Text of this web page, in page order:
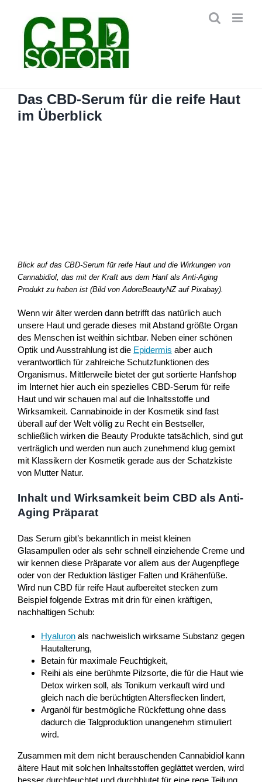
springen
Das CBD-Serum für die reife Haut
im Überblick
Blick auf das CBD-Serum für reife Haut und die Wirkungen von
Cannabidiol, das mit der Kraft aus dem Hanf als Anti-Aging
Produkt zu haben ist (Bild von AdoreBeautyNZ auf Pixabay).
Wenn wir älter werden dann betrifft das natürlich auch
unsere Haut und gerade dieses mit Abstand größte Organ
des Menschen ist weithin sichtbar. Neben einer schönen
Optik und Ausstrahlung ist die Epidermis aber auch
verantwortlich für zahlreiche Schutzfunktionen des
Organismus. Mittlerweile bietet der gut sortierte Hanfshop
im Internet hier auch ein spezielles CBD-Serum für reife
Haut und wir schauen mal auf die Inhaltsstoffe und
Wirksamkeit. Cannabinoide in der Kosmetik sind fast
überall auf der Welt völlig zu Recht ein Bestseller,
schließlich wirken die Beauty Produkte tatsächlich, sind gut
verträglich und werden nun auch zunehmend klug gemixt
mit Klassikern der Kosmetik gerade aus der Schatzkiste
von Mutter Natur.
Inhalt und Wirksamkeit beim CBD als Anti-
Aging Präparat
Das Serum gibt’s bekanntlich in meist kleinen
Glasampullen oder als sehr schnell einziehende Creme und
wir kennen diese Präparate vor allem aus der Augenpflege
oder von der Reduktion lästiger Falten und Krähenfüße.
Wird nun CBD für reife Haut aufbereitet stecken zum
Beispiel folgende Extras mit drin für einen kräftigen,
nachhaltigen Schub:
Hyaluron als nachweislich wirksame Substanz gegen
Hautalterung,
Betain für maximale Feuchtigkeit,
Reihi als eine berühmte Pilzsorte, die für die Haut wie
Detox wirken soll, als Tonikum verkauft wird und
gleich nach die berüchtigten Altersflecken lindert,
Arganöl für bestmögliche Rückfettung ohne dass
dadurch die Talgproduktion unangenehm stimuliert
wird.
Zusammen mit dem nicht berauschenden Cannabidiol kann
ältere Haut mit solchen Inhaltsstoffen geglättet werden, wird
besser durchfeuchtet und durchblutet für eine rege Teilung